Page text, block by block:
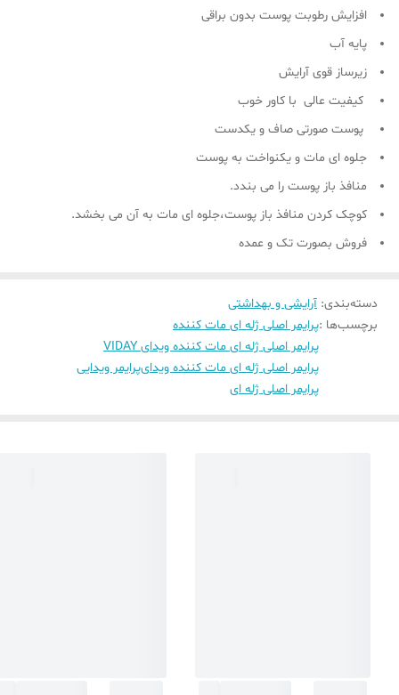
افزایش رطوبت پوست بدون براقی
پایه آب
زیرساز قوی آرایش
کیفیت عالی با کاور خوب
پوست صورتی صاف و یکدست
جلوه ای مات و یکنواخت به پوست
منافذ باز پوست را می بندد.
کوچک کردن منافذ باز پوست،جلوه ای مات به آن می بخشد.
فروش بصورت تک و عمده
دسته‌بندی: آرایشی و بهداشتی
برچسب‌ها :پرایمر اصلی ژله ای مات کننده
پرایمر اصلی ژله ای مات کننده ویدای VIDAY
پرایمر اصلی ژله ای مات کننده ویدایپرایمر ویدایی
پرایمر اصلی ژله ای